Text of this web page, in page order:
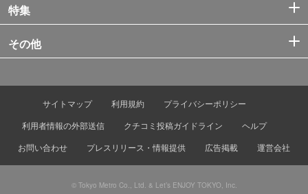
特集
その他
サイトマップ 利用規約
プライバシーポリシー
利用者情報の外部送信
クチコミ投稿ガイドライン
ヘルプ
お問い合わせ
プレスリリース・情報提供 広告掲載 運営会社
© Tokyo Metro Co., Ltd. & Let’s ENJOY TOKYO, Inc.